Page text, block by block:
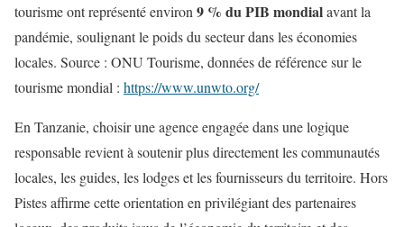
tourisme ont représenté environ9 % du PIB mondialavant la
pandémie, soulignant le poids du secteur dans les économies
locales. Source : ONU Tourisme, données de référence sur le
tourisme mondial : https://www.unwto.org/
En Tanzanie, choisir une agence engagée dans une logique
responsable revient à soutenir plus directement les communautés
locales, les guides, les lodges et les fournisseurs du territoire. Hors
Pistes affirme cette orientation en privilégiant des partenaires